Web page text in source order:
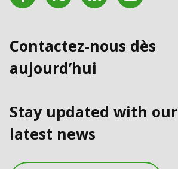
Contactez-nous dès
aujourd’hui
Stay updated with our
latest news